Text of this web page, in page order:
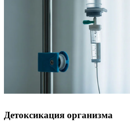
Детоксикация организма